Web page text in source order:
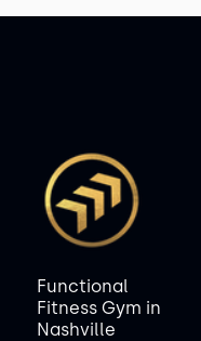
Functional
Fitness Gym in
Nashville